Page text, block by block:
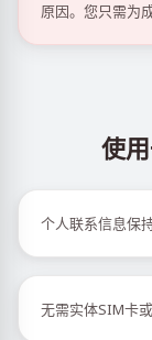
原因。您只需为
使
个人联系信息保
无需实体SIM卡